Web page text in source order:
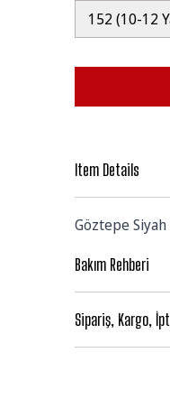
152 (10-12
Item Details
Göztepe Siyah
Bakım Rehberi
Sipariş, Kargo,